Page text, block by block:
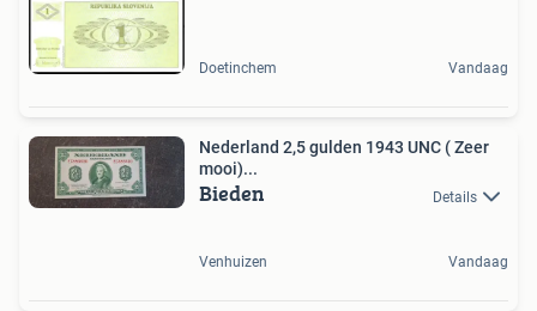
Doetinchem Vandaag
Nederland 2,5 gulden 1943 UNC ( Zeer
mooi)...
Bieden Details
Venhuizen Vandaag